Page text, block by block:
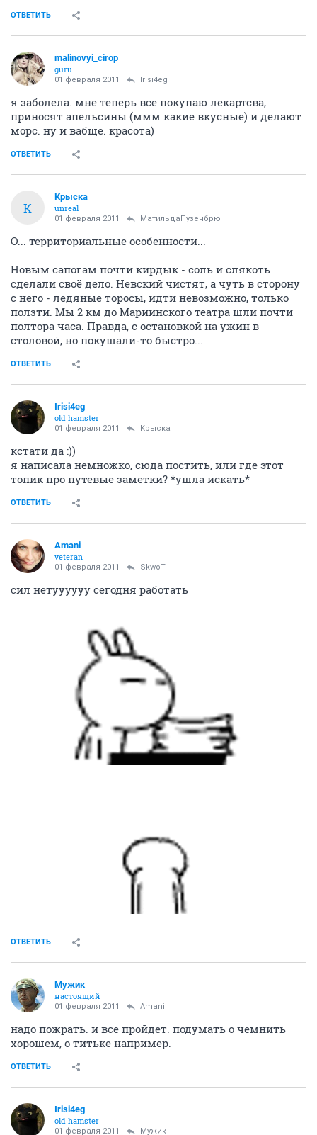
ОТВЕТИТЬ
malinovyi_cirop
guru
01 февраля 2011 Irisi4eg
я заболела. мне теперь все покупаю лекартсва,
приносят апельсины (ммм какие вкусные) и делают
морс. ну и вабще. красота)
ОТВЕТИТЬ
К
Крыска
unreal
01 февраля 2011 МатильдаПузенбрю
О... территориальные особенности...
Новым сапогам почти кирдык - соль и слякоть
сделали своё дело. Невский чистят, а чуть в сторону
с него - ледяные торосы, идти невозможно, только
ползти. Мы 2 км до Мариинского театра шли почти
полтора часа. Правда, с остановкой на ужин в
столовой, но покушали-то быстро...
ОТВЕТИТЬ
Irisi4eg
old hamster
01 февраля 2011 Крыска
кстати да :))
я написала немножко, сюда постить, или где этот
топик про путевые заметки? *ушла искать*
ОТВЕТИТЬ
Amani
veteran
01 февраля 2011 SkwоT
сил нетуууууу сегодня работать
ОТВЕТИТЬ
Мужик
настоящий
01 февраля 2011 Amani
надо пожрать. и все пройдет. подумать о чемнить
хорошем, о титьке например.
ОТВЕТИТЬ
Irisi4eg
old hamster
01 февраля 2011 Мужик